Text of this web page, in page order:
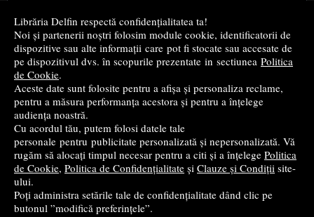
Librăria Delfin respectă confidențialitatea ta!
Noi și partenerii noștri folosim module cookie, identificatorii de
dispozitive sau alte informații care pot fi stocate sau accesate de
pe dispozitivul dvs. în scopurile prezentate in sectiunea Politica
de Cookie.
Aceste date sunt folosite pentru a afișa și personaliza reclame,
pentru a măsura performanța acestora și pentru a înțelege
audiența noastră.
Cu acordul tău, putem folosi datele tale
personale pentru publicitate personalizată și nepersonalizată. Vă
rugăm să alocați timpul necesar pentru a citi și a înțelege Politica
de Cookie, Politica de Confidențialitate și Clauze și Condiții site-
ului.
Poți administra setările tale de confidențialitate dând clic pe
butonul ”modifică preferințele”.
Cele mai bune cărți de istorie
Top cărți beletristică
...toate știrile
© 2004 - 2026 Grup DZC SRL
Magazin onlinecreat de Vital Soft
Created in 0.1299 sec